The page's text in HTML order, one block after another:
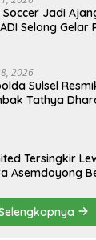
Soccer Jadi
Selong Gelar
2026
Sulsel
Tathya
Tersingkir
Asemdoyong